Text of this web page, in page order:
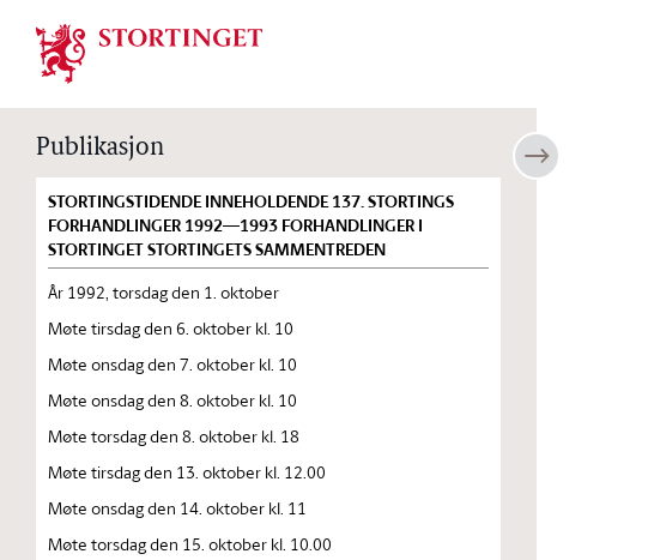
Stortinget.no
Publikasjon
STORTINGSTIDENDE INNEHOLDENDE 137. STORTINGS
FORHANDLINGER 1992—1993 FORHANDLINGER I
STORTINGET STORTINGETS SAMMENTREDEN
År 1992, torsdag den 1. oktober
Møte tirsdag den 6. oktober kl. 10
Møte onsdag den 7. oktober kl. 10
Møte onsdag den 8. oktober kl. 10
Møte torsdag den 8. oktober kl. 18
Møte tirsdag den 13. oktober kl. 12.00
Møte onsdag den 14. oktober kl. 11
Møte torsdag den 15. oktober kl. 10.00